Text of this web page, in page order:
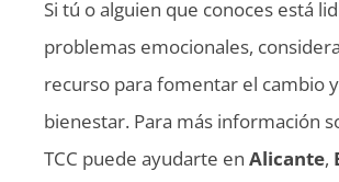
Si tú o alguien que conoces está
problemas emocionales,
recurso para fomentar el cambio
bienestar. Para más información
TCC puede ayudarte en Alicante,